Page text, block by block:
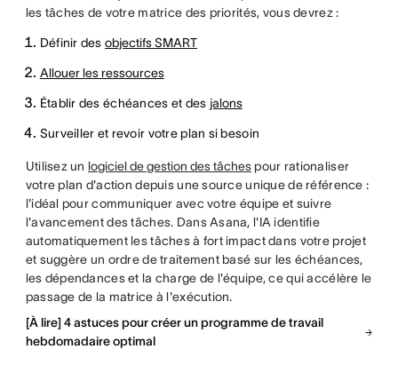
les tâches de votre matrice des priorités, vous devrez :
Définir desobjectifs SMART
Allouer les ressources
Établir des échéances et des jalons
Surveiller et revoir votre plan si besoin
Utilisez un logiciel de gestion des tâches pour rationaliser
votre plan d'action depuis une source unique de référence :
l'idéal pour communiquer avec votre équipe et suivre
l'avancement des tâches. Dans Asana, l'IA identifie
automatiquement les tâches à fort impact dans votre projet
et suggère un ordre de traitement basé sur les échéances,
les dépendances et la charge de l'équipe, ce qui accélère le
passage de la matrice à l'exécution.
[À lire] 4 astuces pour créer un programme de travail
hebdomadaire optimal